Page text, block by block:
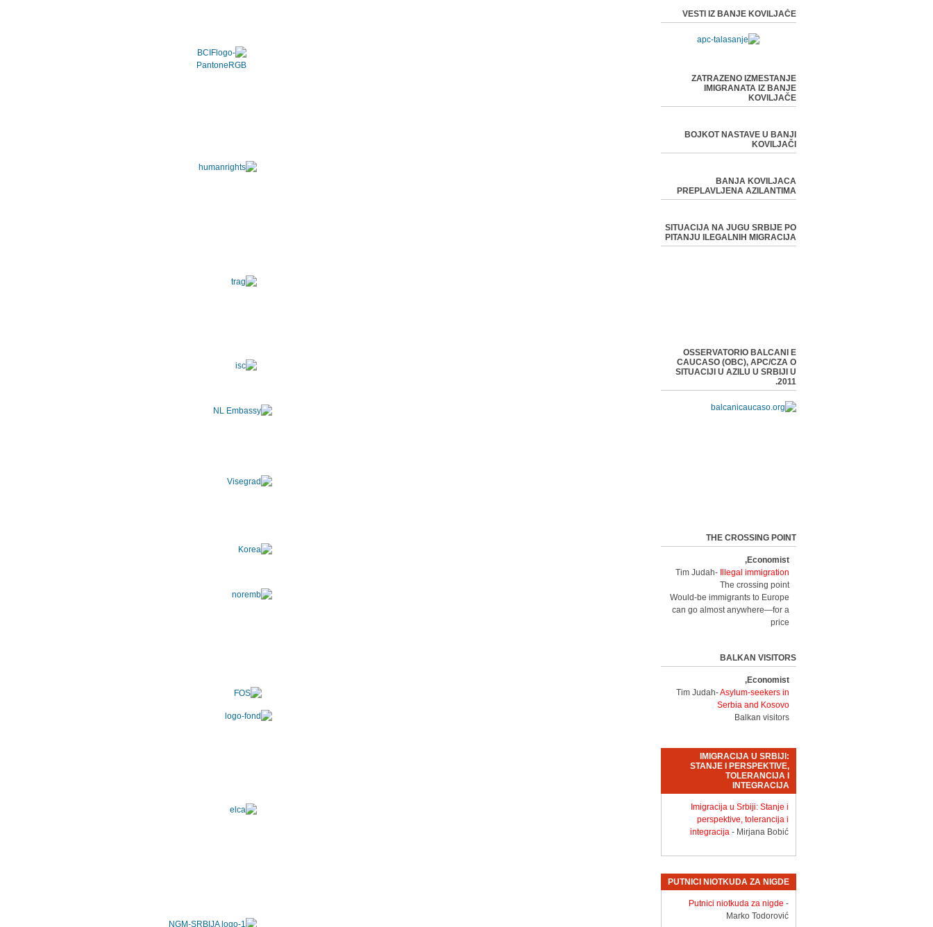
VESTI IZ BANJE KOVILJAČE
ZATRAZENO IZMESTANJE
IMIGRANATA IZ BANJE
KOVILJAČE
BOJKOT NASTAVE U BANJI
KOVILJAČI
BANJA KOVILJACA
PREPLAVLJENA AZILANTIMA
SITUACIJA NA JUGU SRBIJE PO
PITANJU ILEGALNIH MIGRACIJA
OSSERVATORIO BALCANI E
CAUCASO (OBC), APC/CZA O
SITUACIJI U AZILU U SRBIJI U
2011.
THE CROSSING POINT
Economist,
Tim Judah-
Illegal immigration
The crossing point
Would-be immigrants to Europe
can go almost anywhere—for a
price
BALKAN VISITORS
Economist,
Tim Judah-Asylum-seekers in
Serbia and Kosovo
Balkan visitors
IMIGRACIJA U SRBIJI:
STANJE I PERSPEKTIVE,
TOLERANCIJA I
INTEGRACIJA
Imigracija u Srbiji: Stanje i
perspektive, tolerancija i
integracija - Mirjana Bobić
PUTNICI NIOTKUDA ZA NIGDE
Putnici niotkuda za nigde -
Marko Todorović